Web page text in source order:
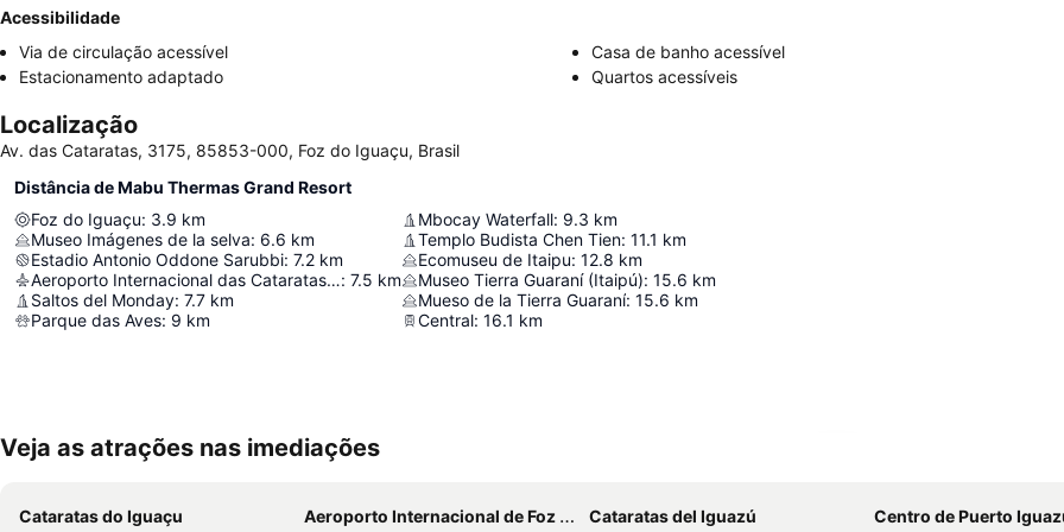
Acessibilidade
Via de circulação acessível
Casa de banho acessível
Estacionamento adaptado
Quartos acessíveis
Localização
Av. das Cataratas, 3175, 85853-000, Foz do Iguaçu, Brasil
Distância de Mabu Thermas Grand Resort
Foz do Iguaçu: 3.9 km
Museo Imágenes de la selva: 6.6 km
Estadio Antonio Oddone Sarubbi: 7.2 km
Aeroporto Internacional das Cataratas de Foz do Iguaçu: 7.5 km
Saltos del Monday: 7.7 km
Parque das Aves: 9 km
Mbocay Waterfall: 9.3 km
Templo Budista Chen Tien: 11.1 km
Ecomuseu de Itaipu: 12.8 km
Museo Tierra Guaraní (Itaipú): 15.6 km
Mueso de la Tierra Guaraní: 15.6 km
Central: 16.1 km
Veja as atrações nas imediações
Cataratas do Iguaçu Aeroporto Internacional de Foz do Iguaçu - Cataratas Cataratas del Iguazú Centro de Puerto